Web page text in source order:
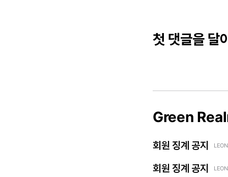
첫 댓글을 달
Green
회원 징계 공지
회원 징계 공지